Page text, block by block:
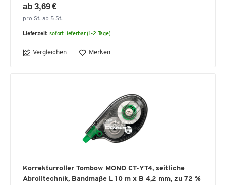
ab 3,69 €
pro St. ab 5 St.
Lieferzeit: sofort lieferbar (1-2 Tage)
Vergleichen Merken
Korrekturroller Tombow MONO CT-YT4, seitliche
Abrolltechnik, Bandmaße L 10 m x B 4,2 mm, zu 72 %